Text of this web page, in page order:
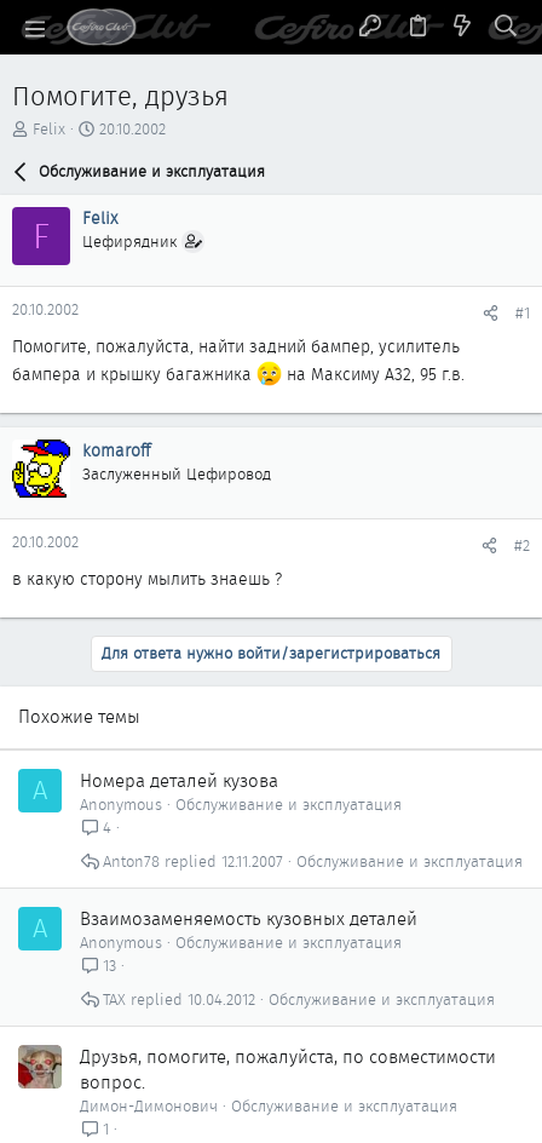
Помогите, друзья
А
р
м
ы
Felix
Д
т
н
а
а
20.10.2002
Обслуживание и эксплуатация
F Felix
Цефирядник
20.10.2002 #1
Помогите, пожалуйста, найти задний бампер, усилитель
бампера и крышку багажника
на Максиму А32, 95 г.в.
komaroff
Заслуженный Цефировод
20.10.2002 #2
в какую сторону мылить знаешь ?
Для ответа нужно войти/зарегистрироваться
Похожие темы
A Номера деталей кузова
Anonymous
Обслуживание и эксплуатация
4
Обслуживание и эксплуатация
12.11.2007
Anton78
A Взаимозаменяемость кузовных деталей
Anonymous
Обслуживание и эксплуатация
13
Обслуживание и эксплуатация
10.04.2012
ТАХ
Друзья, помогите, пожалуйста, по совместимости
вопрос.
Димон-Димонович
Обслуживание и эксплуатация
1